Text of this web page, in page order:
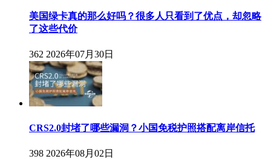
美国绿卡真的那么好吗？很多人只看到了优点，却忽略
了这些代价
362 2026年07月30日
CRS2.0封堵了哪些漏洞？小国免税护照搭配离岸信托
398 2026年08月02日